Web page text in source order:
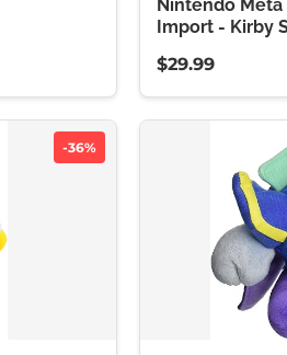
Nintendo
Import - Kirby
$29.99
-36%